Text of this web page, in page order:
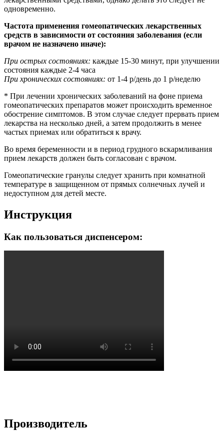
одновременно.
Частота применения гомеопатических лекарственных
средств в зависимости от состояния заболевания (если
врачом не назначено иначе):
При острых состояниях: каждые 15-30 минут, при улучшении
состояния каждые 2-4 часа
При хронических состояниях: от 1-4 р/день до 1 р/неделю
* При лечении хронических заболеваний на фоне приема
гомеопатических препаратов может происходить временное
обострение симптомов. В этом случае следует прервать прием
лекарства на несколько дней, а затем продолжить в менее
частых приемах или обратиться к врачу.
Во время беременности и в период грудного вскармливания
прием лекарств должен быть согласован с врачом.
Гомеопатические гранулы следует хранить при комнатной
температуре в защищенном от прямых солнечных лучей и
недоступном для детей месте.
Инструкция
Как пользоваться диспенсером:
Производитель